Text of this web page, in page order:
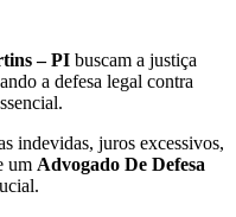
– PI buscam a justiça
a defesa legal contra
indevidas, juros excessivos,
um Advogado De Defesa